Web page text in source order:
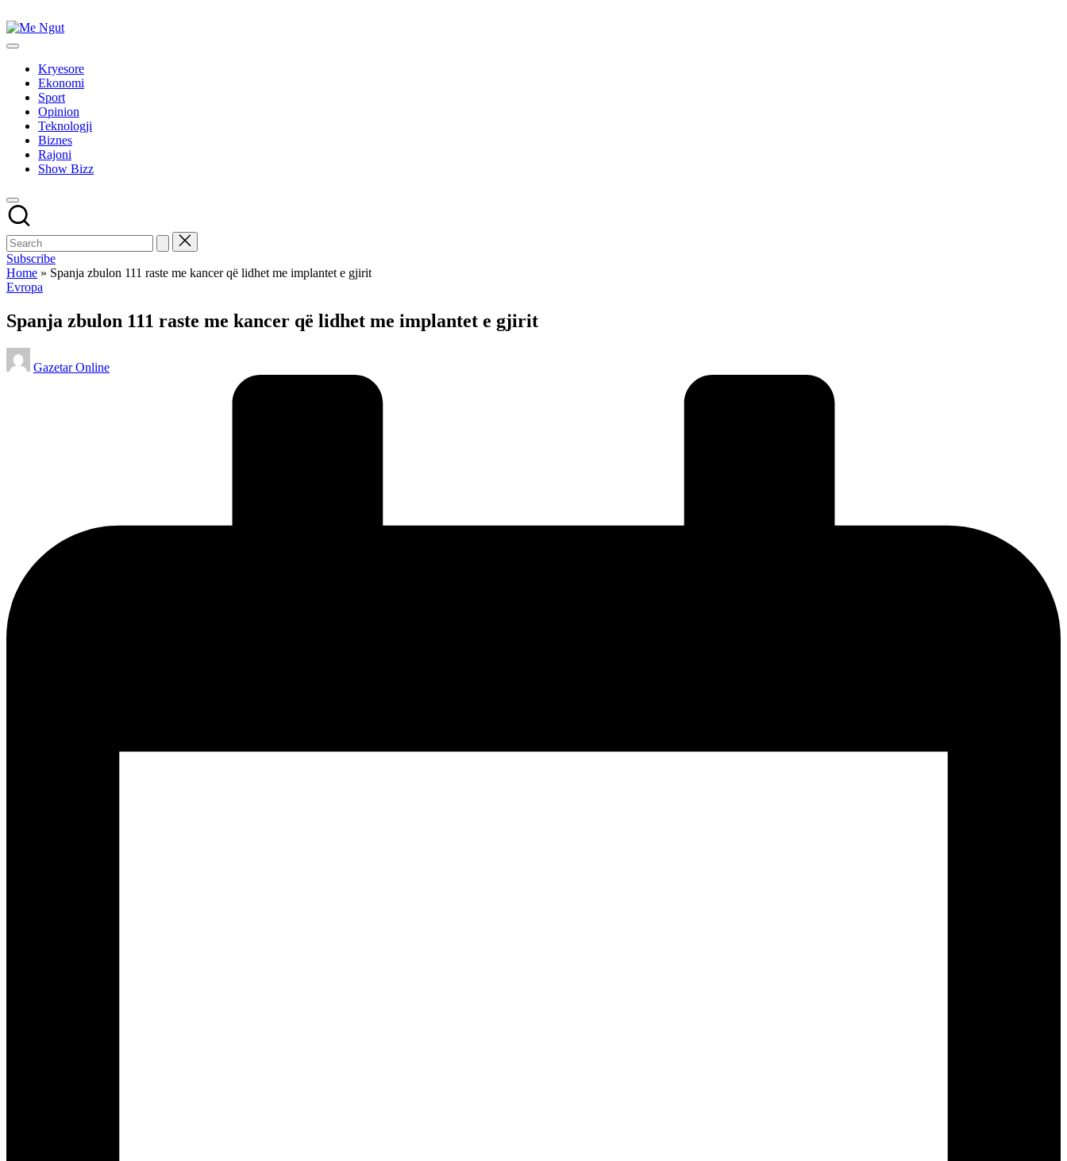
to
content
Me
Këtu
lajmet
ngut
Kryesore
Ekonomi
Sport
Opinion
Teknologji
Biznes
Rajoni
Show Bizz
Subscribe
Home » Spanja zbulon 111 raste me kancer që lidhet me implantet e gjirit
Posted
Evropa
Spanja zbulon 111 raste me kancer që lidhet me implantet e gjirit
Posted
by
Gazetar Online